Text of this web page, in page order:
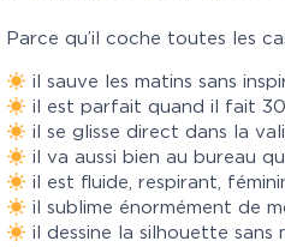
Parce qu’il coche toutes les
il sauve les matins sans
il est parfait quand il fait
il se glisse direct dans la
il va aussi bien au bureau
il est fluide, respirant,
il sublime énormément de
il dessine la silhouette sans